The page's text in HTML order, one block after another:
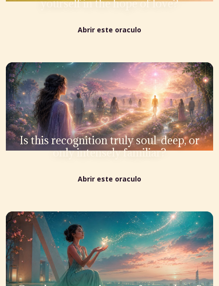
yourself in the hope of love?
Abrir este oraculo
Is this recognition truly soul-deep, or
only intensely familiar?
Abrir este oraculo